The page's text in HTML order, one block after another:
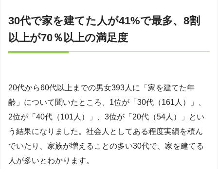
30代で家を建てた人が41%で最多、8割
以上が70％以上の満足度
20代から60代以上までの男女393人に「家を建てた年
齢」について聞いたところ、1位が「30代（161人）」、
2位が「40代（101人）」、3位が「20代（54人）」とい
う結果になりました。社会人としてある程度実績を積ん
でいたり、家族が増えることの多い30代で、家を建てる
人が多いとわかります。